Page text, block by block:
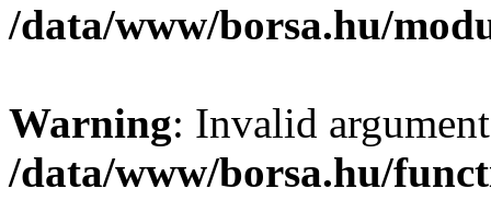
/data/www/borsa.hu/
Warning: Invalid
/data/www/borsa.hu/